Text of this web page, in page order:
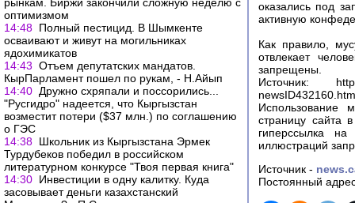
оптимизмом
14:48 Полный пестицид. В Шымкенте
осваивают и живут на могильниках
ядохимикатов
14:43 Отъем депутатских мандатов.
КырПарламент пошел по рукам, - Н.Айып
14:40 Дружно схряпали и поссорились...
"Русгидро" надеется, что Кыргызстан
возместит потери ($37 млн.) по соглашению
о ГЭС
14:38 Школьник из Кыргызстана Эрмек
Турдубеков победил в российском
литературном конкурсе "Твоя первая книга"
14:30 Инвестиции в одну калитку. Куда
засовывает деньги казахстанский
оказались под
активную
Как правило,
отвлекает
запрещены.
Источник: http://
Использование
страницу сайта
гиперссылка
иллюстраций
Источник -
Постоянный